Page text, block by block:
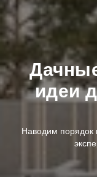
идеи
Наводим порядок